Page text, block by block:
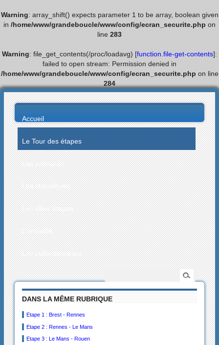
Warning: array_shift() expects parameter 1 to be array, boolean given
in /home/www/grandeboucle/www/config/ecran_securite.php on
line 283
Warning: file_get_contents(/proc/loadavg) [function.file-get-contents]:
failed to open stream: Permission denied in
/home/www/grandeboucle/www/config/ecran_securite.php on line
284
Accueil
Le Tour des étapes
Les palmarès
Les statistiques
Les villes étapes
L’actualité
Les collectionneurs
DANS LA MÊME RUBRIQUE
Etape 1 : Brest - Rennes
Etape 2 : Rennes - Le Mans
Etape 3 : Le Mans - Rouen